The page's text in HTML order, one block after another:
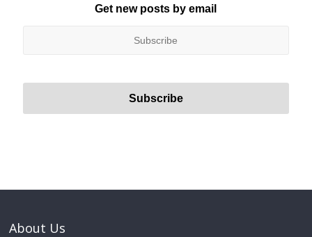
Get new posts by email
About Us